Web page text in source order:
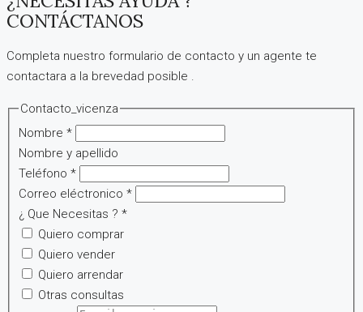
CONTÁCTANOS
Completa nuestro formulario de contacto y un agente te
contactara a la brevedad posible .
Contacto_vicenza
Nombre*
Nombre y apellido
Teléfono*
Correo eléctronico*
¿ Que Necesitas ?*
Quiero comprar
Quiero vender
Quiero arrendar
Otras consultas